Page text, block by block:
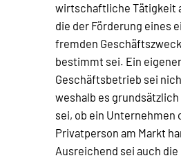
wirtschaftliche Tätigkeit
die der Förderung eines
fremden
bestimmt sei. Ein eigener
Geschäftsbetrieb sei
weshalb es
sei, ob ein Unternehmen
Privatperson am Markt
Ausreichend sei auch